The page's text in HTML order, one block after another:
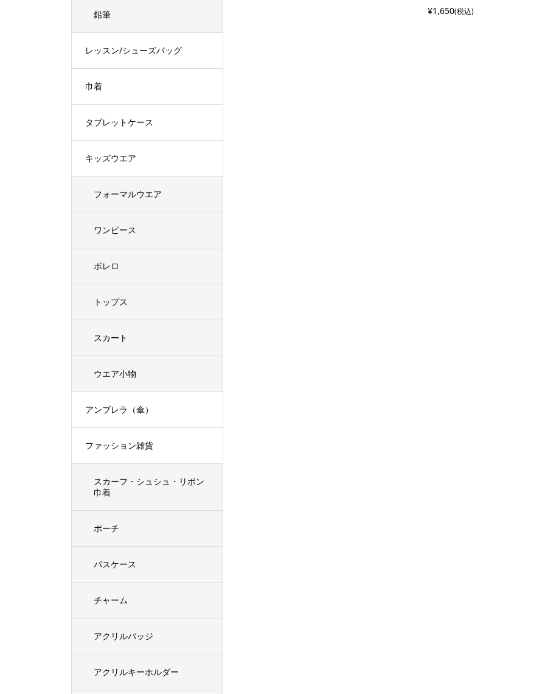
¥1,650(税込)
鉛筆
レッスン/シューズバッグ
巾着
タブレットケース
キッズウエア
フォーマルウエア
ワンピース
ボレロ
トップス
スカート
ウエア小物
アンブレラ（傘）
ファッション雑貨
スカーフ・シュシュ・リボン
巾着
ポーチ
パスケース
チャーム
アクリルバッジ
アクリルキーホルダー